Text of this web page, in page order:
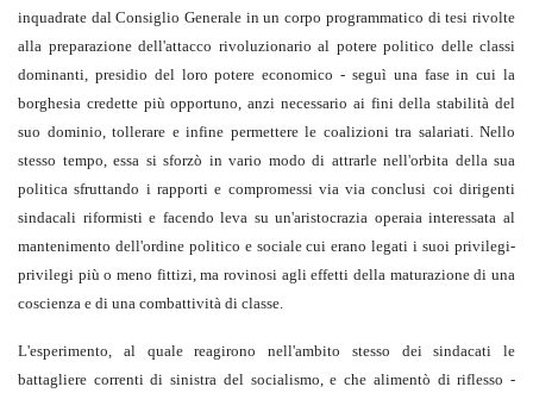
inquadrate dal Consiglio Generale in un corpo programmatico di tesi rivolte
alla preparazione dell'attacco rivoluzionario al potere politico delle classi
dominanti, presidio del loro potere economico - seguì una fase in cui la
borghesia credette più opportuno, anzi necessario ai fini della stabilità del
suo dominio, tollerare e infine permettere le coalizioni tra salariati. Nello
stesso tempo, essa si sforzò in vario modo di attrarle nell'orbita della sua
politica sfruttando i rapporti e compromessi via via conclusi coi dirigenti
sindacali riformisti e facendo leva su un'aristocrazia operaia interessata al
mantenimento dell'ordine politico e sociale cui erano legati i suoi privilegi-
privilegi più o meno fittizi, ma rovinosi agli effetti della maturazione di una
coscienza e di una combattività di classe.
L'esperimento, al quale reagirono nell'ambito stesso dei sindacati le
battagliere correnti di sinistra del socialismo, e che alimentò di riflesso -